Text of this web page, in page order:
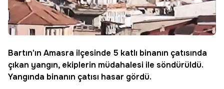
Bartın'ın Amasra ilçesinde 5 katlı binanın çatısında
çıkan yangın, ekiplerin müdahalesi ile söndürüldü.
Yangında binanın çatısı hasar gördü.